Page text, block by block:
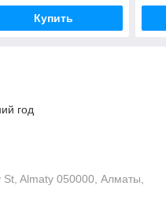
Купить
год
St, Almaty 050000, Алматы,